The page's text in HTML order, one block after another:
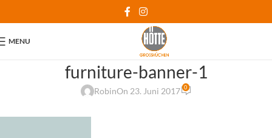
MENU
furniture-banner-1
RobinOn 23. Juni 2017 0